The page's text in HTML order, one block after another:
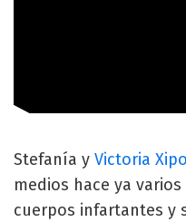
Stefanía y Victoria
medios hace ya
cuerpos infartantes y